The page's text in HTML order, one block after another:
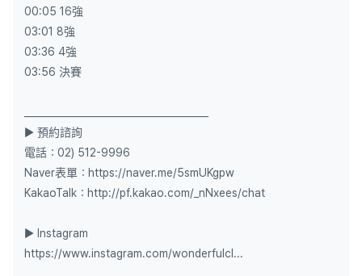
00:05 16強
03:01 8強
03:36 4強
03:56 決賽
▶ 預約諮詢
電話：02) 512-9996
Naver表單：https://naver.me/5smUKgpw
KakaoTalk：http://pf.kakao.com/_nNxees/chat
▶ Instagram
https://www.instagram.com/wonderfulcl...